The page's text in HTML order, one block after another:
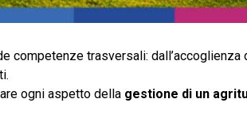
competenze trasversali:
ogni aspetto della gestione di un